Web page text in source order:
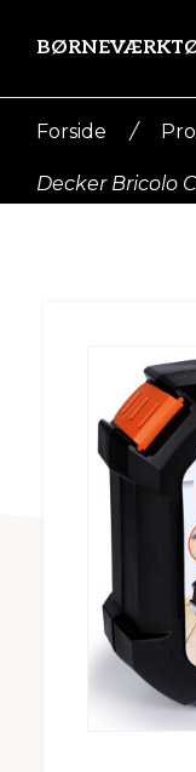
indhold
Forside /
Decker Bricolo